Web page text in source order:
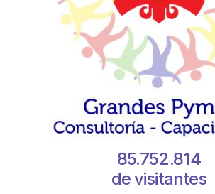
85.752.814
de visitantes